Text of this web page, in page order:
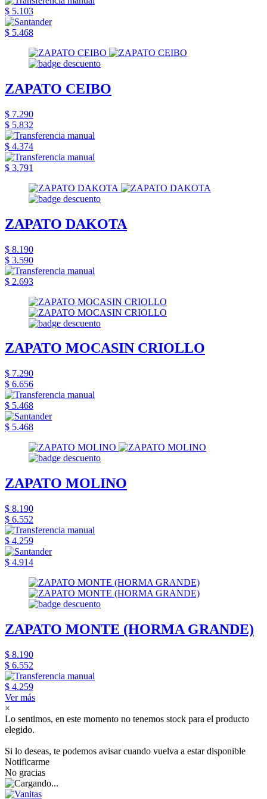
$ 5.103
$ 5.468
ZAPATO CEIBO
$ 7.290
$ 5.832
$ 4.374
$ 3.791
ZAPATO DAKOTA
$ 8.190
$ 3.590
$ 2.693
ZAPATO MOCASIN CRIOLLO
$ 7.290
$ 6.656
$ 5.468
$ 5.468
ZAPATO MOLINO
$ 8.190
$ 6.552
$ 4.259
$ 4.914
ZAPATO MONTE (HORMA GRANDE)
$ 8.190
$ 6.552
$ 4.259
Ver más
×
Lo sentimos, en este momento no tenemos stock para el producto
elegido.
Si lo deseas, te podemos avisar cuando vuelva a estar disponible
Notificarme
No gracias